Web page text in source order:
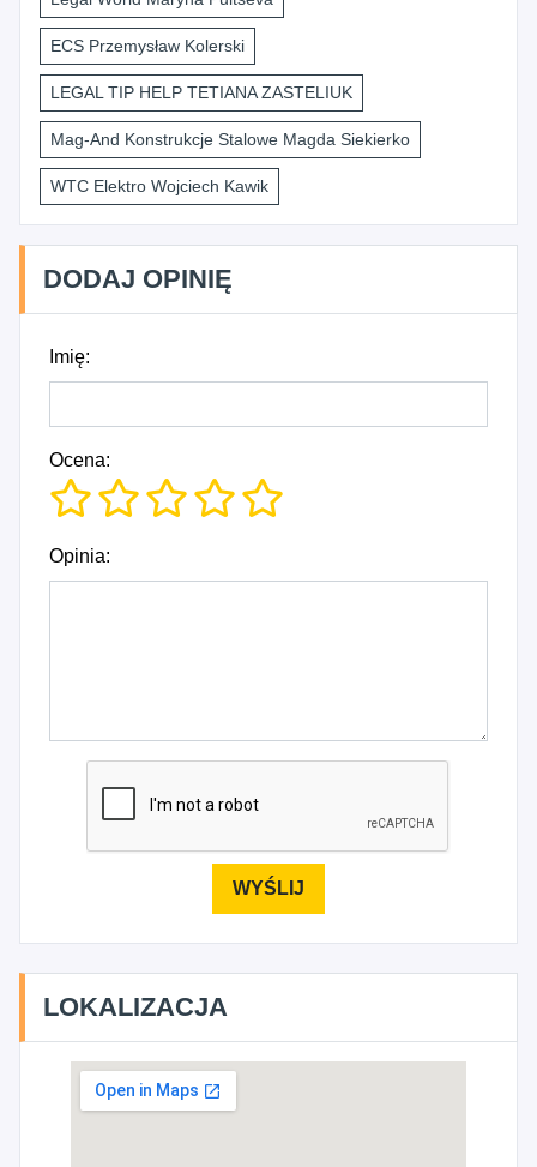
ECS Przemysław Kolerski
LEGAL TIP HELP TETIANA ZASTELIUK
Mag-And Konstrukcje Stalowe Magda Siekierko
WTC Elektro Wojciech Kawik
DODAJ OPINIĘ
Imię:
Ocena:
Opinia:
LOKALIZACJA